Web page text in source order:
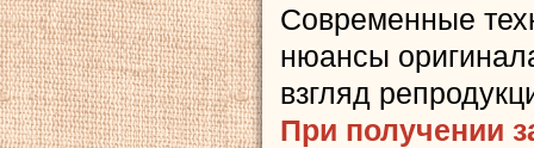
Современные
нюансы
взгляд
При получении